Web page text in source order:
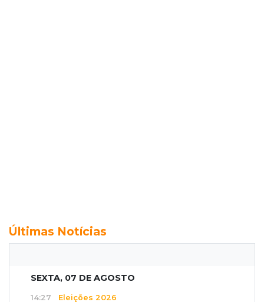
Últimas Notícias
SEXTA, 07 DE AGOSTO
14:27 Eleições 2026